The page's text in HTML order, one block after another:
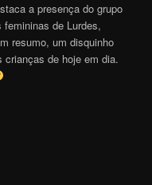
a presença do grupo
de Lurdes,
resumo, um disquinho
crianças de hoje em dia.